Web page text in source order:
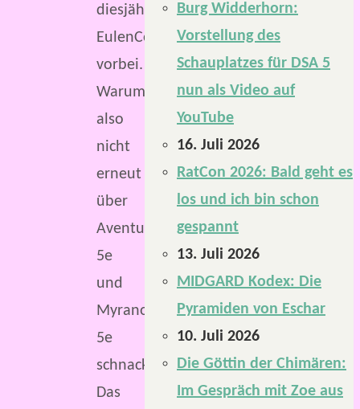
diesjährige
EulenCon
vorbei.
Warum
also
nicht
erneut
über
Aventurien
5e
und
Myranor
5e
schnacken?
Das
Burg Widderhorn:
Vorstellung des
Schauplatzes für DSA 5
nun als Video auf
YouTube
16. Juli 2026
RatCon 2026: Bald geht es
los und ich bin schon
gespannt
13. Juli 2026
MIDGARD Kodex: Die
Pyramiden von Eschar
10. Juli 2026
Die Göttin der Chimären:
Im Gespräch mit Zoe aus